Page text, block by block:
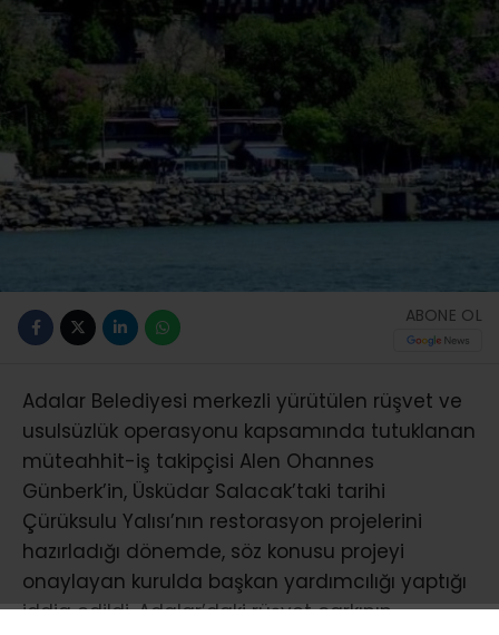
ABONE OL
Adalar Belediyesi merkezli yürütülen rüşvet ve
usulsüzlük operasyonu kapsamında tutuklanan
müteahhit-iş takipçisi Alen Ohannes
Günberk’in, Üsküdar Salacak’taki tarihi
Çürüksulu Yalısı’nın restorasyon projelerini
hazırladığı dönemde, söz konusu projeyi
onaylayan kurulda başkan yardımcılığı yaptığı
iddia edildi. Adalar’daki rüşvet çarkının